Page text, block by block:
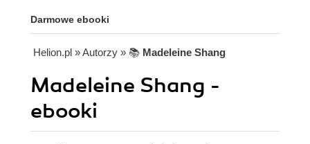
Darmowe ebooki
Helion.pl » Autorzy » 📚 Madeleine Shang
Madeleine Shang -
ebooki